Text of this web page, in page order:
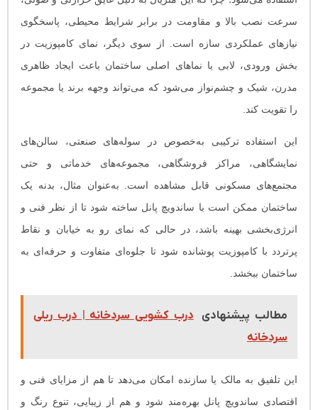
سرعت نصب بالا و مقاومت در برابر شرایط محیطی، پاسخگوی
نیازهای عملکردی سازه است. از سوی دیگر، نمای کامپوزیت در
بخش ورودی، لابی یا نماهای اصلی ساختمان باعث ایجاد ظاهری
مدرن، شیک و چشم‌نواز می‌شود که می‌تواند وجهه برند یا مجموعه
را تقویت کند.
این استفاده ترکیبی به‌خصوص در سوله‌های صنعتی، سالن‌های
نمایشگاهی، مراکز فروشگاهی، مجموعه‌های خدماتی و حتی
مجتمع‌های مسکونی قابل مشاهده است. به‌عنوان مثال، بدنه یک
ساختمان ممکن است با ساندویچ پانل ساخته شود تا از نظر فنی و
انرژی‌بخشی بهینه باشد، در حالی که نمای رو به خیابان و نقاط
پرتردد با کامپوزیت پوشانده شود تا جلوه‌ای متفاوت و حرفه‌ای به
ساختمان ببخشد.
مطالب پیشنهادی
درب کشویی سردخانه | درب ریلی
سردخانه
این تلفیق به مالک یا سازنده امکان می‌دهد تا هم از مزایای فنی و
اقتصادی ساندویچ پانل بهره‌مند شود و هم از زیبایی، تنوع رنگ و